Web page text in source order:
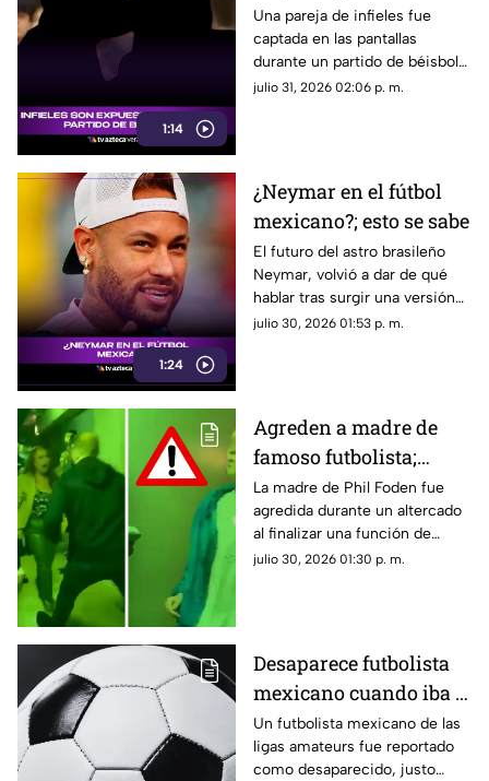
1:14
béisbol (+VIDEO)
Una pareja de infieles fue
captada en las pantallas
durante un partido de béisbol
de los Tomateros de Culiacán.
julio 31, 2026 02:06 p. m.
1:24
¿Neymar en el fútbol
mexicano?; esto se sabe
El futuro del astro brasileño
Neymar, volvió a dar de qué
hablar tras surgir una versión
que ilusionó a miles de
julio 30, 2026 01:53 p. m.
Agreden a madre de
famoso futbolista;
filtran VIDEO del
momento EXACTO
La madre de Phil Foden fue
agredida durante un altercado
al finalizar una función de
boxeo. El momento quedó
julio 30, 2026 01:30 p. m.
Desaparece futbolista
mexicano cuando iba a
partido; esto se sabe
Un futbolista mexicano de las
ligas amateurs fue reportado
como desaparecido, justo